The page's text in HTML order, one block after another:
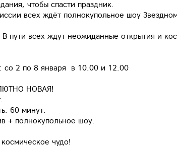
чтобы спасти праздник.
всех ждёт полнокупольное шоу
пути всех ждут неожиданные открытия и
со 2 по 8 января в 10.00 и 12.00
НОВАЯ!
60 минут.
+ полнокупольное шоу.
чудо!